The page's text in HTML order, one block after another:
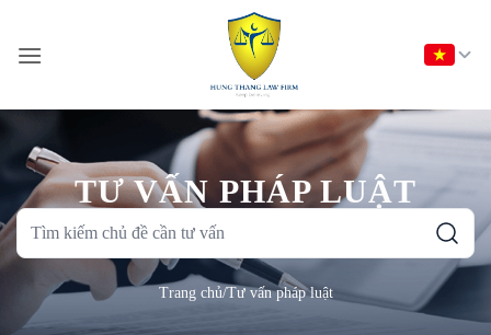
nội
TƯ VẤN PHÁP LUẬT
Tìm
chủ
đề
Trang chủ/Tư vấn pháp luật